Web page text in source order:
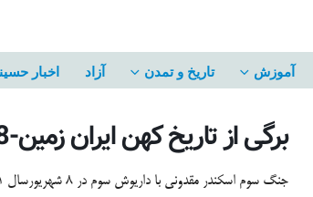
آموزش تاریخ و تمدن آزاد اخبار
برگی از تاریخ کهن ایران زمین-8مهرماه